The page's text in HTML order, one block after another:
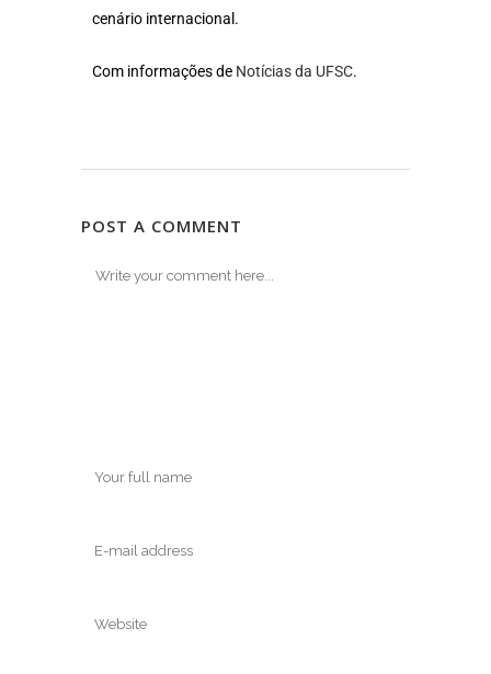
cenário internacional.
Com informações de Notícias da UFSC.
POST A COMMENT